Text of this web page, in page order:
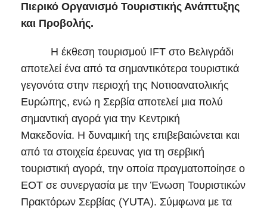
Πιερικό Οργανισμό Τουριστικής Ανάπτυξης
και Προβολής.
Η έκθεση τουρισμού IFT στο Βελιγράδι
αποτελεί ένα από τα σημαντικότερα τουριστικά
γεγονότα στην περιοχή της Νοτιοανατολικής
Ευρώπης, ενώ η Σερβία αποτελεί μια πολύ
σημαντική αγορά για την Κεντρική
Μακεδονία. Η δυναμική της επιβεβαιώνεται και
από τα στοιχεία έρευνας για τη σερβική
τουριστική αγορά, την οποία πραγματοποίησε ο
ΕΟΤ σε συνεργασία με την Ένωση Τουριστικών
Πρακτόρων Σερβίας (YUTA). Σύμφωνα με τα